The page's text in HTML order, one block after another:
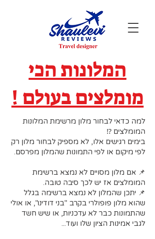
המלונות הכי
מומלצים בעולם !
למה כדאי לבחור מלון מרשימת המלונות
המומלצים ⁉️
בימים רגישים אלו, לא מספיק לבחור מלון רק
לפי מיקום או לפי התמונות שהמלון מפרסם.
📌 אם מלון מסויים לא נמצא ברשימת
המומלצים אז יש לכך סיבה טובה.
📌 יתכן שהמלון לא נמצא ברשימה בגלל
שהוא מלון פופולרי בקרב "בני דודינו", או אולי
שהתמונות כבר לא עדכניות, או שיש חשד
לגבי אמינות הציון שלו ועוד...